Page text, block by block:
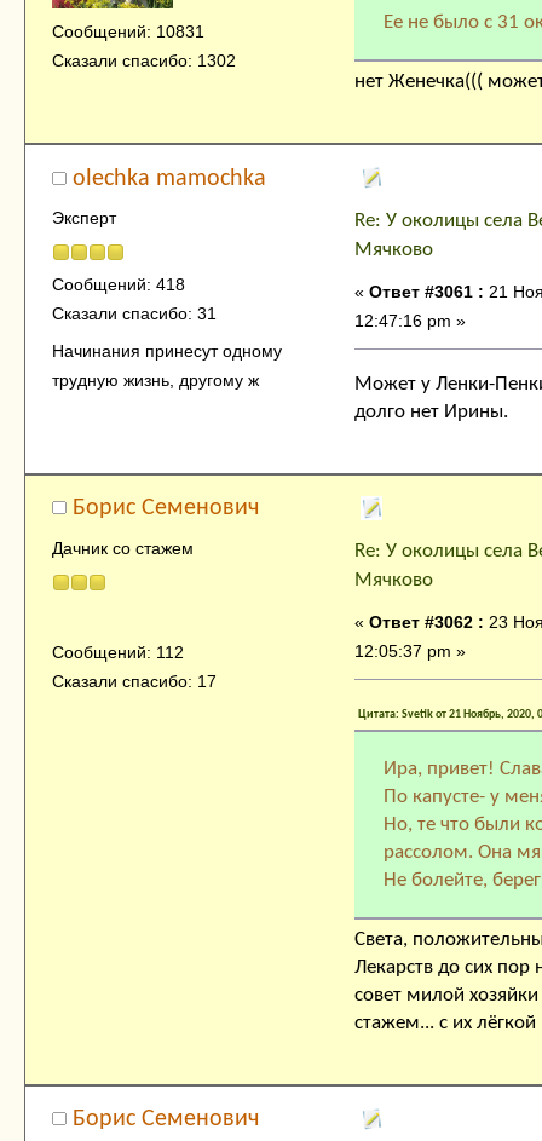
Сообщений: 10831
Сказали спасибо: 1302
Ее не было с 31
нет Женечка(((
olechka mamochka
Эксперт
Сообщений: 418
Сказали спасибо: 31
Начинания принесут одному
трудную жизнь, другому ж
Re: У околицы села
Мячково
« Ответ #3061 : 21
12:47:16 pm »
Может у Ленки-
долго нет Ирины.
Борис Семенович
Дачник со стажем
Сообщений: 112
Сказали спасибо: 17
Re: У околицы села
Мячково
« Ответ #3062 : 23
12:05:37 pm »
Цитата: Svetik от 21 Ноябрь, 2020,
Ира, привет!
По капусте- у
Но, те что были
рассолом. Она
Не болейте,
Света,
Лекарств до сих пор
совет милой
стажем... с их
Борис Семенович